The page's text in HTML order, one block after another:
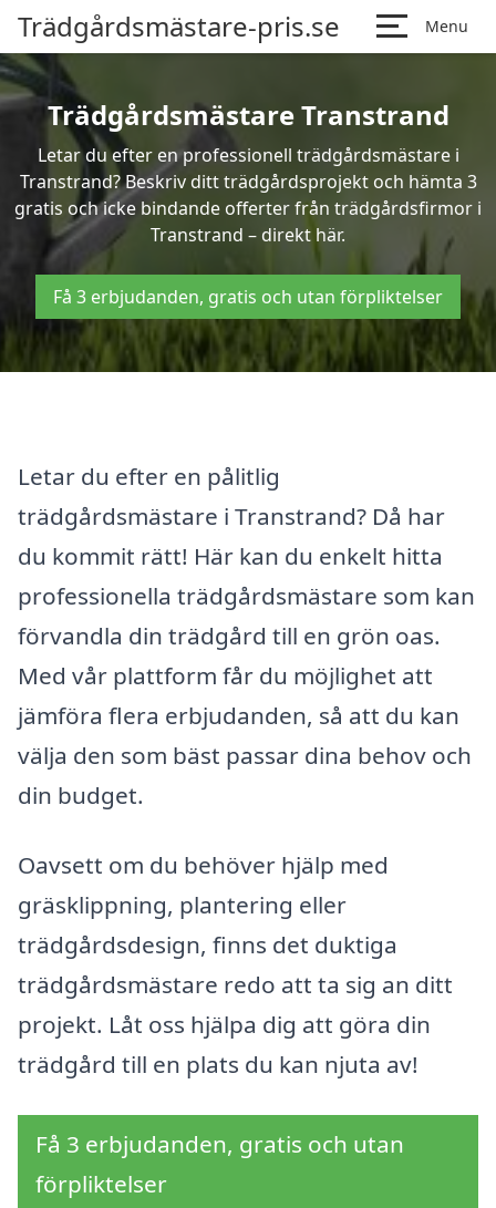
Trädgårdsmästare-pris.se Menu
Trädgårdsmästare Transtrand
Letar du efter en professionell trädgårdsmästare i
Transtrand? Beskriv ditt trädgårdsprojekt och hämta 3
gratis och icke bindande offerter från trädgårdsfirmor i
Transtrand – direkt här.
Få 3 erbjudanden, gratis och utan förpliktelser
Letar du efter en pålitlig
trädgårdsmästare i Transtrand? Då har
du kommit rätt! Här kan du enkelt hitta
professionella trädgårdsmästare som kan
förvandla din trädgård till en grön oas.
Med vår plattform får du möjlighet att
jämföra flera erbjudanden, så att du kan
välja den som bäst passar dina behov och
din budget.
Oavsett om du behöver hjälp med
gräsklippning, plantering eller
trädgårdsdesign, finns det duktiga
trädgårdsmästare redo att ta sig an ditt
projekt. Låt oss hjälpa dig att göra din
trädgård till en plats du kan njuta av!
Få 3 erbjudanden, gratis och utan
förpliktelser